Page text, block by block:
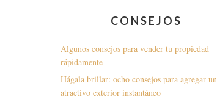
CONSEJOS
Algunos consejos para vender tu propiedad
rápidamente
Hágala brillar: ocho consejos para agregar un
atractivo exterior instantáneo